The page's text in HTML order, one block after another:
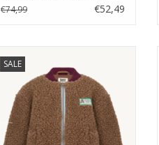
€74,99 €52,49
SALE jacket teddy brown -
TOEVOEGEN AAN WINKELWAGEN